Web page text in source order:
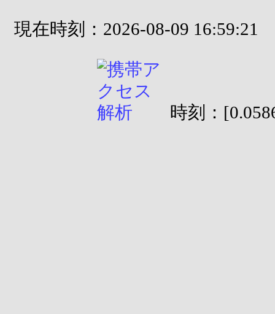
現在時刻：2026-08-09 16:59:21
時刻：